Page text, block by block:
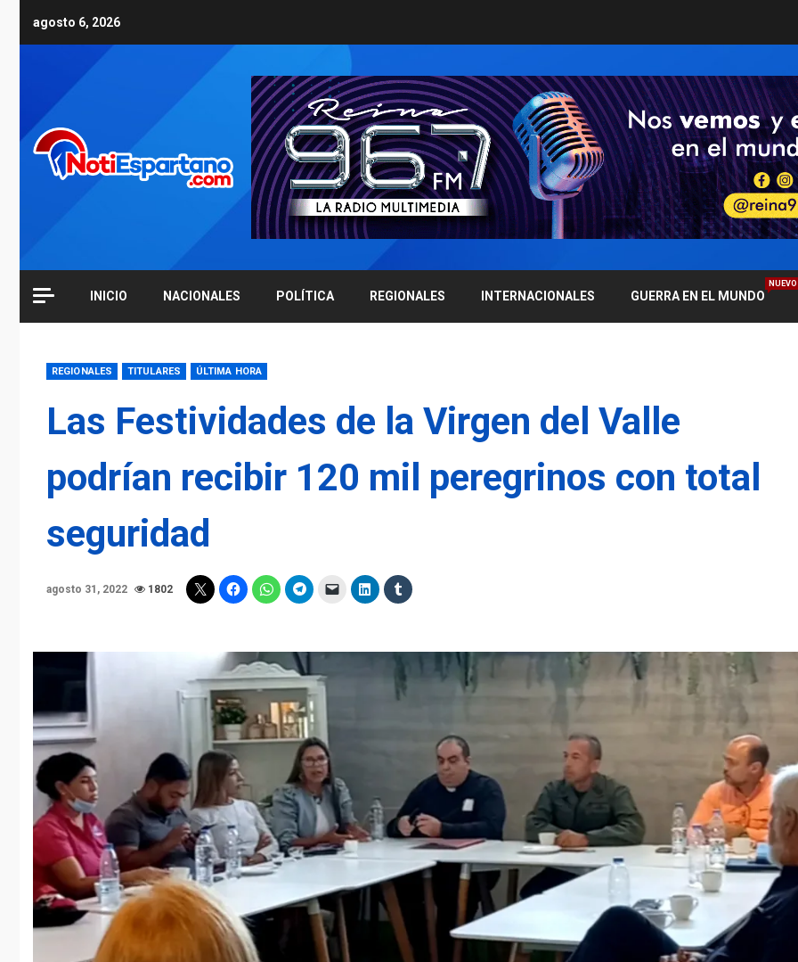
agosto 6, 2026
INICIO NACIONALES POLÍTICA REGIONALES INTERNACIONALES GUERRA EN EL MUNDO
NUEVO
REGIONALES TITULARES ÚLTIMA HORA
Las Festividades de la Virgen del Valle
podrían recibir 120 mil peregrinos con total
seguridad
agosto 31, 2022 1802